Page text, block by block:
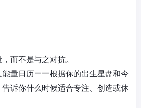
而不是与之对抗。
能量日历——根据你的出生星盘和今
诉你什么时候适合专注、创造或休